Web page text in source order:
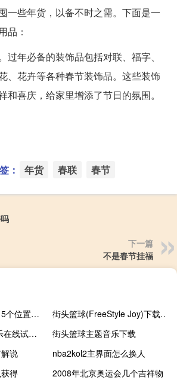
一些年货，以备不时之需。下面是一
品：
过年必备的装饰品包括对联、福字、
、花卉等各种春节装饰品。这些装饰
和喜庆，给家里增添了节日的氛围。
： 年货 春联 春节
下一篇
不是春节挂福
NBA及《街头篮球》5个位置的详细介绍
街头篮球(FreeStyle Joy)下载(电脑、安卓和IOS所有版本)
2018年街头篮球音乐在线试听及下载
街头篮球主题音乐下载
说
nba2kol2主界面怎么换人
得
2008年北京奥运会几个吉祥物